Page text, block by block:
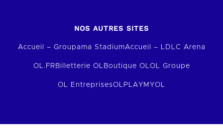
NOS AUTRES SITES
Accueil – Groupama StadiumAccueil – LDLC Arena
OL.FR Billetterie OL Boutique OLOL Groupe
OL EntreprisesOLPLAY MYOL